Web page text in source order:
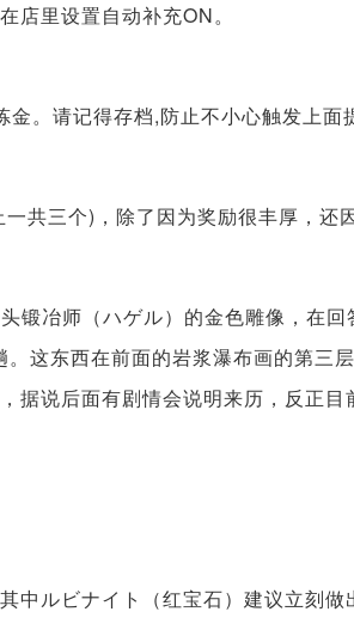
店里设置自动补充ON。
。请记得存档,防止不小心触发上面
共三个)，除了因为奖励很丰厚，还
锻冶师（ハゲル）的金色雕像，在回
这东西在前面的岩浆瀑布画的第三
据说后面有剧情会说明来历，反正目
中ルビナイト（红宝石）建议立刻做